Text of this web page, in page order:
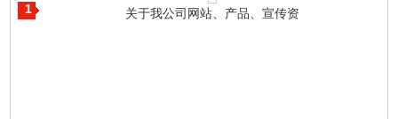
1 关于我公司网站、产品、宣传资